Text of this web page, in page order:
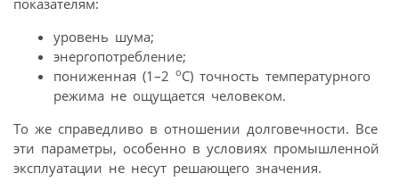
уровень шума;
энергопотребление;
пониженная (1–2 оС) точность температурного
режима не ощущается человеком.
То же справедливо в отношении долговечности. Все
эти параметры, особенно в условиях промышленной
эксплуатации не несут решающего значения.